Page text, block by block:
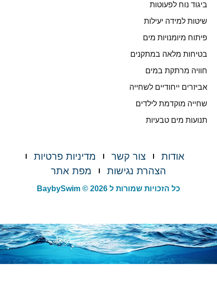
ביגוד נוח לפעוטות
שיטות למידה יעילות
פיתוח מיומנויות מים
בטיחות מלאה במתקנים
חוויה מרתקת במים
אביזרים ייחודיים לשחייה
שחייה מוקדמת לילדים
תנועות מים טבעיות
אודות צור קשר
מדיניות פרטיות
הצהרת נגישות
מפת אתר
כל הזכויות שמורות ל BaybySwim © 2026